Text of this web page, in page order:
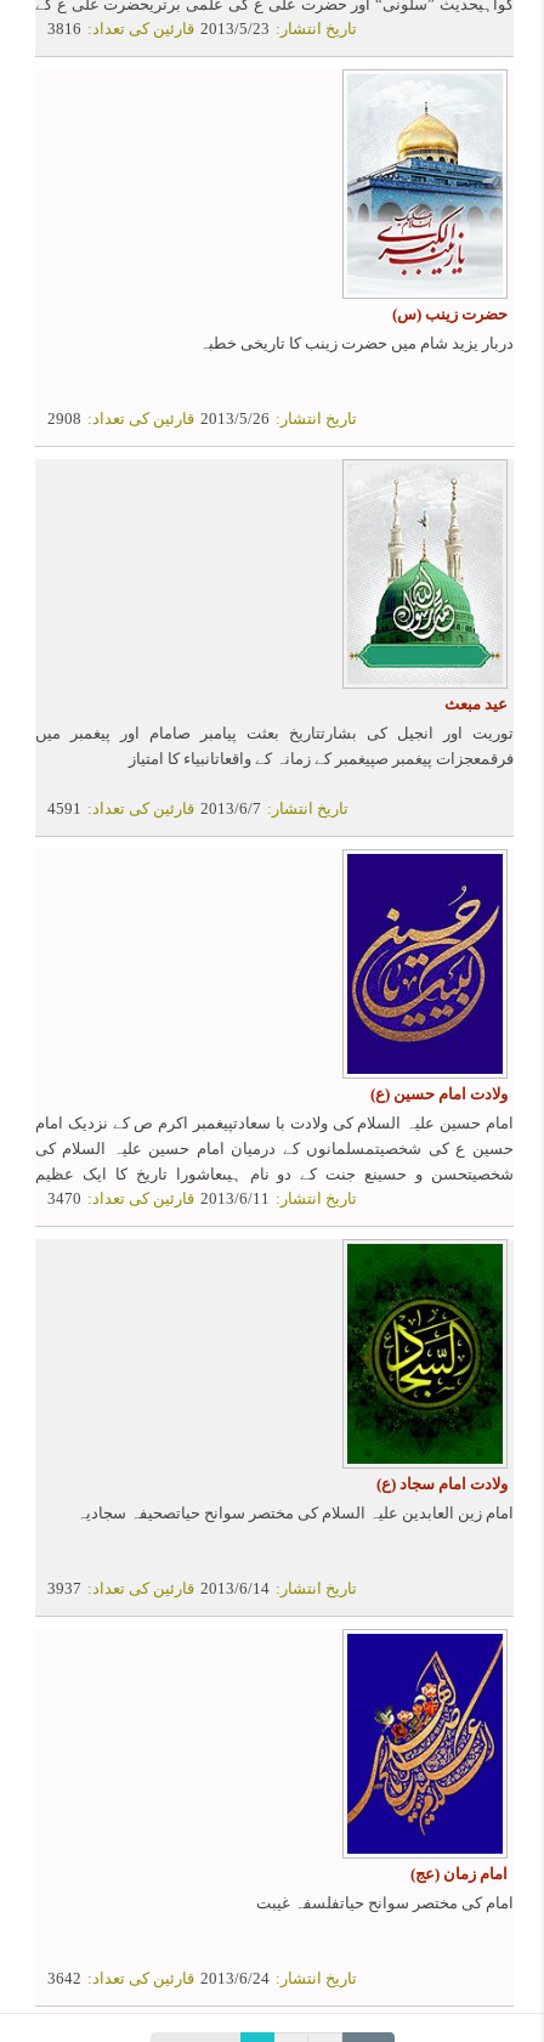
گواہیحدیث ”سلونی“ اور حضرت علی ع کی علمی برتریحضرت علی ع کے
علم اور حکمت پر خلیفہ دوم کی گواہیحدیث مدینه العلم حدیث سفینه
حدیث علی منی حدیث سد الابواب
3816 قارئین کی تعداد: 2013/5/23 تاریخ انتشار:
حضرت زینب (س)
دربار یزید شام میں حضرت زینب کا تاریخی خطبہ
2908 قارئین کی تعداد: 2013/5/26 تاریخ انتشار:
عید مبعث
توریت اور انجیل کی بشارتتاریخ بعثت پیامبر صامام اور پیغمبر میں
فرقمعجزات پیغمبر صپیغمبر کے زمانہ کے واقعاتانبیاء کا امتیاز
4591 قارئین کی تعداد: 2013/6/7 تاریخ انتشار:
ولادت امام حسین (ع)
امام حسین علیہ السلام کی ولادت با سعادتپیغمبر اکرم ص کے نزدیک امام
حسین ع کی شخصیتمسلمانوں کے درمیان امام حسین علیہ السلام کی
شخصیتحسن و حسینع جنت کے دو نام ہیںعاشورا تاریخ کا ایک عظیم
واقعہقیام عاشورا میں خالص الہی اہداف و مقاصد
3470 قارئین کی تعداد: 2013/6/11 تاریخ انتشار:
ولادت امام سجاد (ع)
امام زین العابدین علیہ السلام کی مختصر سوانح حیاتصحیفہ سجادیہ
3937 قارئین کی تعداد: 2013/6/14 تاریخ انتشار:
امام زمان (عج)
امام کی مختصر سوانح حیاتفلسفہ غیبت
3642 قارئین کی تعداد: 2013/6/24 تاریخ انتشار: